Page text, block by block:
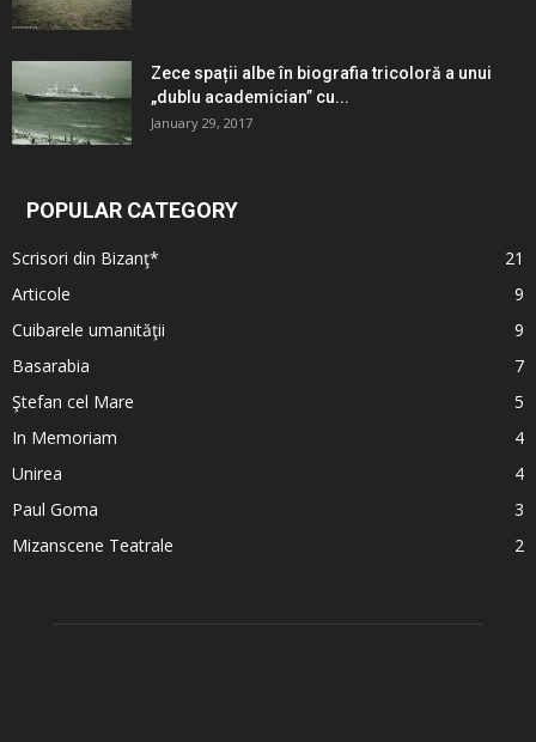
Zece spații albe în biografia tricoloră a unui
„dublu academician” cu...
January 29, 2017
POPULAR CATEGORY
Scrisori din Bizanţ*
21
Articole
9
Cuibarele umanităţii
9
Basarabia
7
Ştefan cel Mare
5
In Memoriam
4
Unirea
4
Paul Goma
3
Mizanscene Teatrale
2